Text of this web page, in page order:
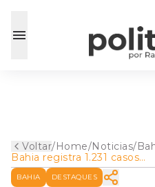
Voltar/Home/Noticias/
Bahia registra 1.231 casos
novos de Covid-19 e 61
em 24 horas
BAHIA DESTAQUES